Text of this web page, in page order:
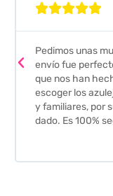

Pedimos unas
envío fue
que nos han
escoger los
y familiares, por
dado. Es 100%